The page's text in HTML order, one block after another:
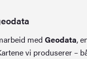
medGeodata,
vi produserer –